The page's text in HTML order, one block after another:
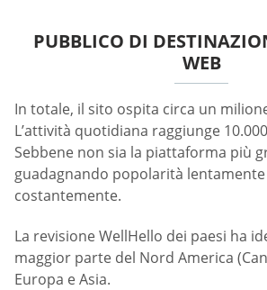
PUBBLICO DI
WEB
In totale, il sito ospita circa un
L’attività quotidiana raggiunge
Sebbene non sia la piattaforma più
guadagnando popolarità
costantemente.
La revisione WellHello dei paesi ha
maggior parte del Nord America
Europa e Asia.